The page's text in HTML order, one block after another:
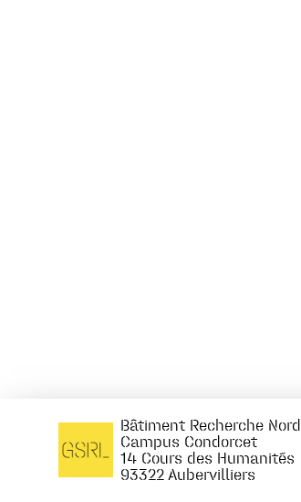
Bâtiment Recherche Nord
Campus Condorcet
14 Cours des Humanités
93322 Aubervilliers